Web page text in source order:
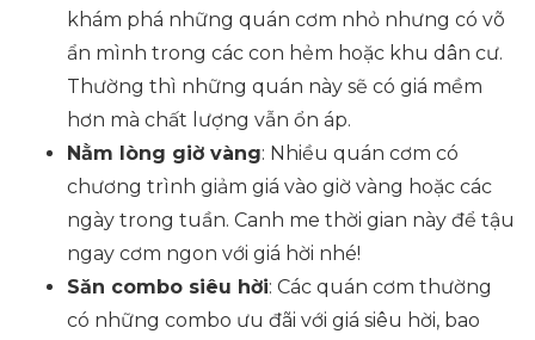
khám phá những quán cơm nhỏ nhưng có võ
ẩn mình trong các con hẻm hoặc khu dân cư.
Thường thì những quán này sẽ có giá mềm
hơn mà chất lượng vẫn ổn áp.
Nằm lòng giờ vàng: Nhiều quán cơm có
chương trình giảm giá vào giờ vàng hoặc các
ngày trong tuần. Canh me thời gian này để tậu
ngay cơm ngon với giá hời nhé!
Săn combo siêu hời: Các quán cơm thường
có những combo ưu đãi với giá siêu hời, bao